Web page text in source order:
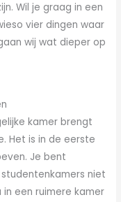
Wil je graag in een
vier dingen waar
wij wat dieper op
kamer brengt
Het is in de eerste
Je bent
niet
in een ruimere kamer